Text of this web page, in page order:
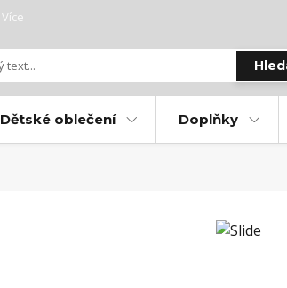
Více
Dětské oblečení Doplňky